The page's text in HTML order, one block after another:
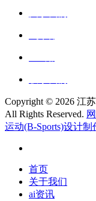
Copyright © 2026 江
All Rights Reserved.
运动(B-Sports)设计制
首页
关于我们
ai资讯